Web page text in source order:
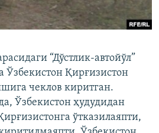
“Дўстлик-автойўл”
Ўзбекистон Қирғизистон
чеклов киритган.
Ўзбекистон ҳудудидан
ўтказилаяпти,